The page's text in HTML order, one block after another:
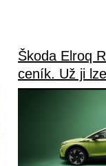
Škoda Elroq
ceník. Už ji